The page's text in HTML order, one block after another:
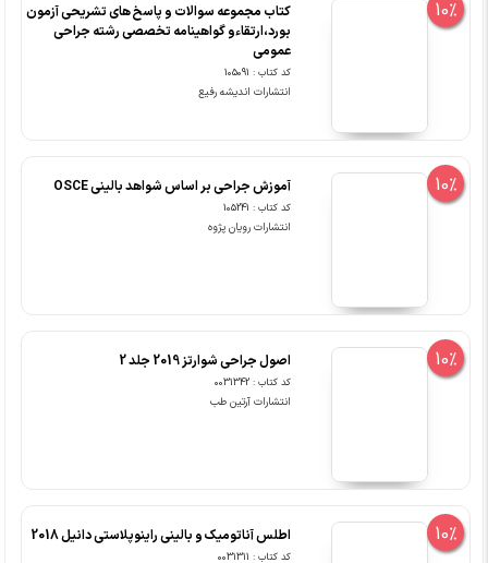
10%
کتاب مجموعه سوالات و پاسخ های تشریحی آزمون
بورد،ارتقاءو گواهینامه تخصصی رشته جراحی
عمومی
کد کتاب : 105091
انتشارات اندیشه رفیع
10% آموزش جراحی بر اساس شواهد بالینی OSCE
کد کتاب : 105241
انتشارات رویان پژوه
10% اصول جراحی شوارتز 2019 جلد 2
کد کتاب : 0031342
انتشارات آرتین طب
10% اطلس آناتومیک و بالینی راینوپلاستی دانیل 2018
کد کتاب : 0031311